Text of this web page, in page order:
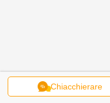
Chiacchierare